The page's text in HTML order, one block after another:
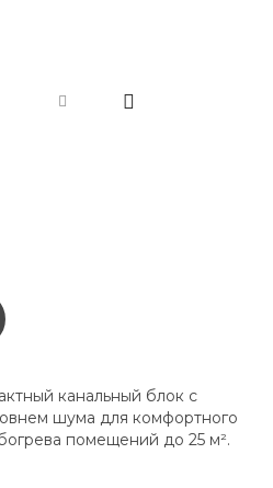
канальный блок с
шума для комфортного
помещений до 25 м².